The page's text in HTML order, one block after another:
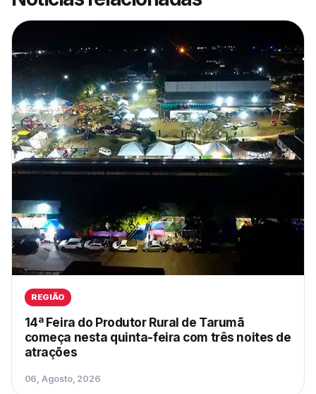
REGIÃO
14ª Feira do Produtor Rural de Tarumã
começa nesta quinta-feira com três noites de
atrações
06, Agosto, 2026